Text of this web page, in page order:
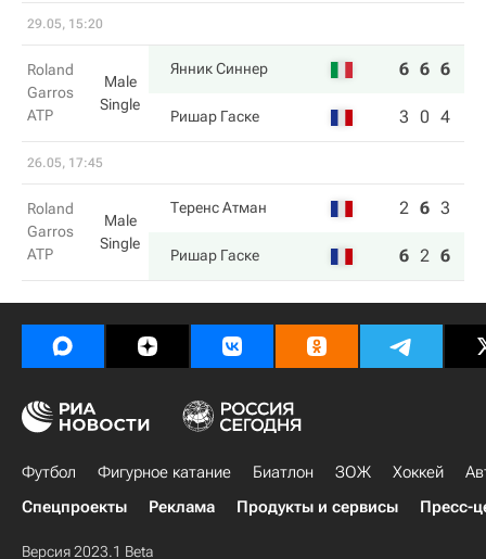
29.05, 15:20
Roland
Garros
ATP
Male
Single
Янник Синнер 6 6 6
Ришар Гаске 3 0 4
26.05, 17:45
Roland
Garros
ATP
Male
Single
Теренс Атман 2 6 3
Ришар Гаске 6 2 6
Футбол Фигурное катание Биатлон ЗОЖ Хоккей
Спецпроекты
Реклама Продукты и сервисы Пресс-
Версия 2023.1 Beta